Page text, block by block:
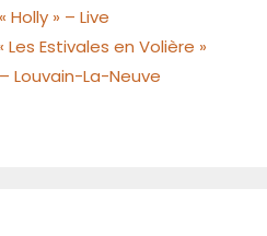
» – Live
Estivales en Volière »
Louvain-La-Neuve